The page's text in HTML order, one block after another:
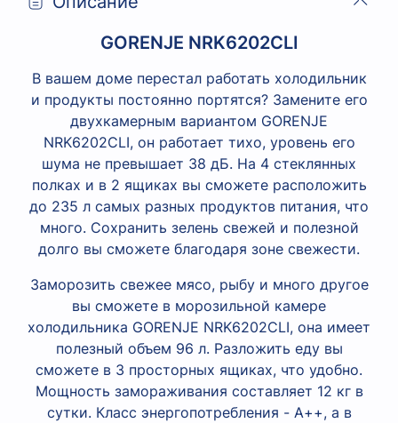
GORENJE NRK6202CLI
В вашем доме перестал работать холодильник
и продукты постоянно портятся? Замените его
двухкамерным вариантом GORENJE
NRK6202CLI, он работает тихо, уровень его
шума не превышает 38 дБ. На 4 стеклянных
полках и в 2 ящиках вы сможете расположить
до 235 л самых разных продуктов питания, что
много. Сохранить зелень свежей и полезной
долго вы сможете благодаря зоне свежести.
Заморозить свежее мясо, рыбу и много другое
вы сможете в морозильной камере
холодильника GORENJE NRK6202CLI, она имеет
полезный объем 96 л. Разложить еду вы
сможете в 3 просторных ящиках, что удобно.
Мощность замораживания составляет 12 кг в
сутки. Класс энергопотребления - А++, а в